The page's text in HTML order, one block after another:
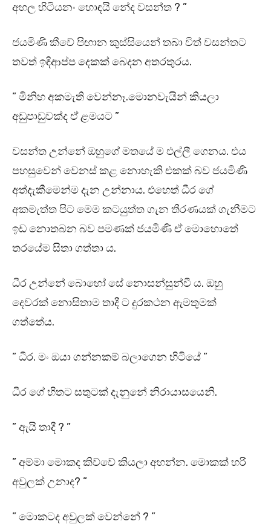
අහල හිටියනං හොඳයි නේද වසන්ත ? ”
ජයමිණි කීවේ පිඟාන කුස්සියෙන් තබා විත් වසන්තට
තවත් ඉඳිආප්ප දෙකක් බෙදන අතරතුරය.
” මිනිහ අකමැති වෙන්නෑ.මොනවැයින් කියලා
අඩුපාඩුවක්ද ඒ ළමයට ”
වසන්ත උන්නේ ඔහුගේ මතයේ ම එල්ලී ගෙනය. එය
පහසුවෙන් වෙනස් කළ නොහැකි එකක් බව ජයමිණි
අත්දැකීමෙන්ම දැන උන්නාය. එහෙත් ධීර ගේ
අකමැත්ත පිට මෙම කටයුත්ත ගැන තීරණයක් ගැනීමට
ඉඩ නොතබන බව පමණක් ජයමිණි ඒ මොහොතේ
තරයේම සිතා ගත්තා ය.
ධීර උන්නේ බොහෝ සේ නොසන්සුන්වී ය. ඔහු
දෙවරක් නොසිතාම තාදී ට දුරකථන ඇමතුමක්
ගත්තේය.
” ධීර. මං ඔයා ගන්නකම් බලාගෙන හිටියේ ”
ධීර ගේ හිතට සතුටක් දැනුනේ නිරායාසයෙනි.
” ඇයි තාදී ? ”
” අම්මා මොකද කිව්වේ කියලා අහන්න. මොකක් හරි
අවුලක් උනාද? ”
” මොකටද අවුලක් වෙන්නේ ? ”